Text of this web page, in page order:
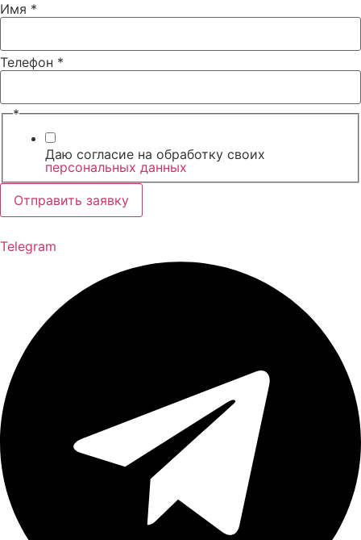
Имя *
Телефон
Имя
Телефон *
*
Даю согласие на обработку своих
персональных данных
Отправить заявку
Telegram